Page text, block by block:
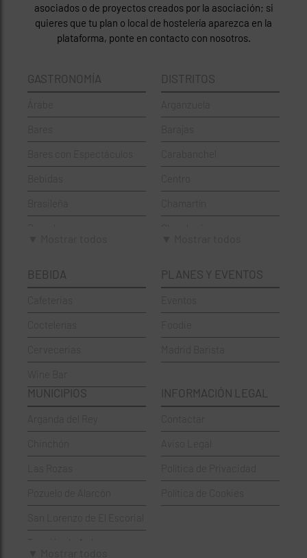
asociados o de proyectos creados por la asociación; si
quieres que tu plan o local de hostelería aparezca en la
plataforma, ponte en contacto con nosotros.
GASTRONOMÍA
Cervecerías
Española
Griegos
BEBIDA
DISTRITOS
Arganzuela
Fuencarral-El Pardo
Hortaleza
Puente de Vallecas
Salamanca
San Blas-Canillejas
PLANES Y EVENTOS
MUNICIPIOS
Las Rozas
Pozuelo de Alarcón
San Lorenzo de El Escorial
INFORMACIÓN LEGAL